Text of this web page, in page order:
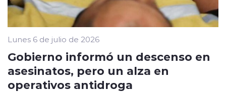
Lunes 6 de julio de 2026
Gobierno informó un descenso en
asesinatos, pero un alza en
operativos antidroga